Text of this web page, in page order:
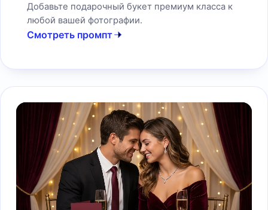
Добавьте подарочный букет премиум класса к
любой вашей фотографии.
Смотреть промпт